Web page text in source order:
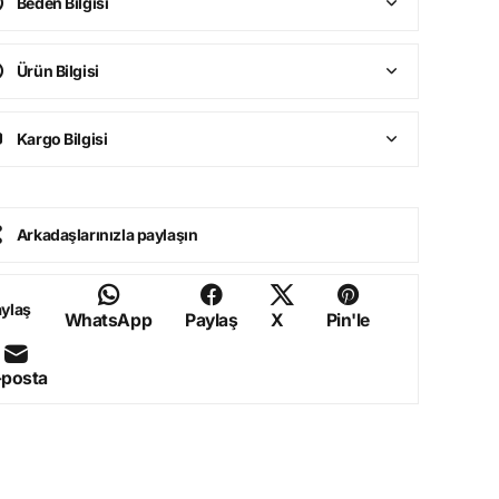
Ürün Bilgisi
Kargo Bilgisi
Arkadaşlarınızla paylaşın
WhatsApp Paylaş X Pin'le